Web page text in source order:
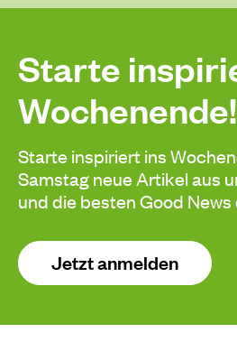
Starte
Wochenende!
Starte inspiriert ins
Samstag neue Artikel aus
und die besten Good
Jetzt anmelden